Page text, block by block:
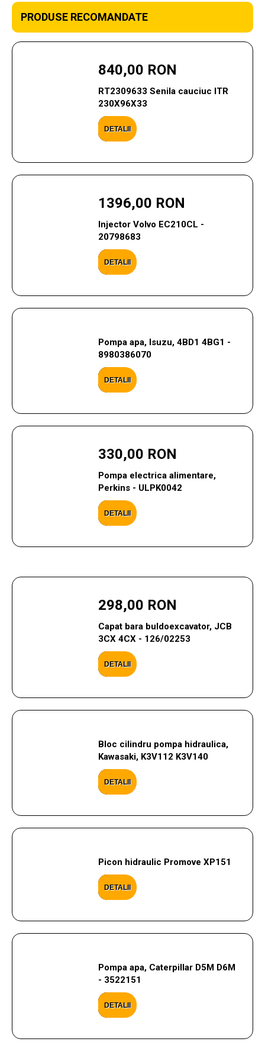
PRODUSE RECOMANDATE
840,00 RON
RT2309633 Senila cauciuc ITR
230X96X33
DETALII
1396,00 RON
Injector Volvo EC210CL -
20798683
DETALII
Pompa apa, Isuzu, 4BD1 4BG1 -
8980386070
DETALII
330,00 RON
Pompa electrica alimentare,
Perkins - ULPK0042
DETALII
298,00 RON
Capat bara buldoexcavator, JCB
3CX 4CX - 126/02253
DETALII
Bloc cilindru pompa hidraulica,
Kawasaki, K3V112 K3V140
DETALII
Picon hidraulic Promove XP151
DETALII
Pompa apa, Caterpillar D5M D6M
- 3522151
DETALII